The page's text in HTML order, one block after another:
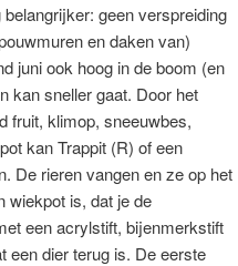
geen verspreiding
en daken van)
juni ook hoog in de boom (en
kan sneller gaat. Door het
fruit, klimop, sneeuwbes,
kan Trappit (R) of een
De rieren vangen en ze op het
wiekpot is, dat je de
een acrylstift, bijenmerkstift
een dier terug is. De eerste